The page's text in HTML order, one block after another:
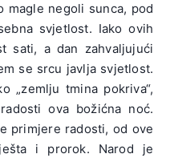
magle negoli sunca, pod
svjetlost. Iako ovih
sati, a dan zahvaljujući
se srcu javlja svjetlost.
„zemlju tmina pokriva“,
ova božićna noć.
primjere radosti, od ove
i prorok. Narod je